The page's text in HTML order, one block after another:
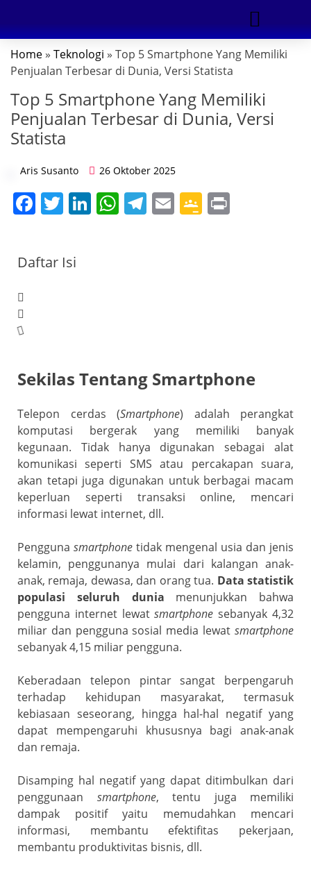
Home » Teknologi » Top 5 Smartphone Yang Memiliki
Penjualan Terbesar di Dunia, Versi Statista
Top 5 Smartphone Yang Memiliki
Penjualan Terbesar di Dunia, Versi
Statista
Aris Susanto 26 Oktober 2025
F
e
T
er
Li W T E G
ro
o
m
Daftar Isi
Sekilas Tentang Smartphone
Telepon cerdas (Smartphone) adalah perangkat
komputasi bergerak yang memiliki banyak
kegunaan. Tidak hanya digunakan sebagai alat
komunikasi seperti SMS atau percakapan suara,
akan tetapi juga digunakan untuk berbagai macam
keperluan seperti transaksi online, mencari
informasi lewat internet, dll.
Pengguna smartphone tidak mengenal usia dan jenis
kelamin, penggunanya mulai dari kalangan anak-
anak, remaja, dewasa, dan orang tua. Data statistik
populasi seluruh dunia menunjukkan bahwa
pengguna internet lewatsmartphone sebanyak 4,32
miliar dan pengguna sosial media lewat smartphone
sebanyak 4,15 miliar pengguna.
Keberadaan telepon pintar sangat berpengaruh
terhadap kehidupan masyarakat, termasuk
kebiasaan seseorang, hingga hal-hal negatif yang
dapat mempengaruhi khususnya bagi anak-anak
dan remaja.
Disamping hal negatif yang dapat ditimbulkan dari
penggunaan smartphone, tentu juga memiliki
dampak positif yaitu memudahkan mencari
informasi, membantu efektifitas pekerjaan,
membantu produktivitas bisnis, dll.